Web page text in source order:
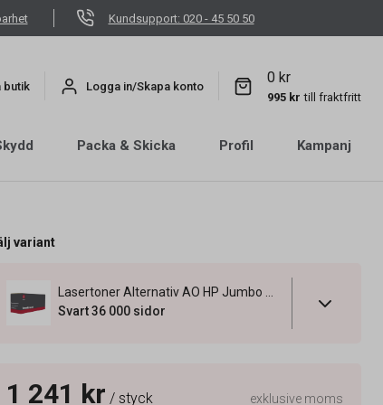
Kundsupport: 020 - 45 50 50
butik Logga in/Skapa konto
0 kr
995 kr till fraktfritt
Packa & Skicka Profil
Kampanj
variant
Svart 36 000 sidor
1 241 kr / styck exklusive moms